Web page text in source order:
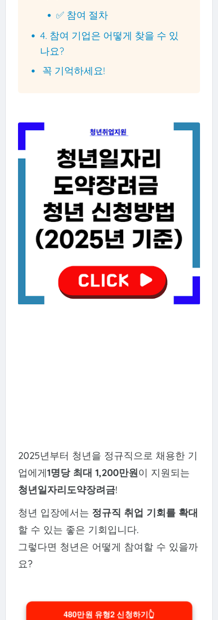
✅ 참여 절차
4. 참여 기업은 어떻게 찾을 수 있
나요?
꼭 기억하세요!
2025년부터 청년을 정규직으로 채용한 기
업에게1명당 최대 1,200만원이 지원되는
청년일자리도약장려금!
청년 입장에서는 정규직 취업 기회를 확대
할 수 있는 좋은 기회입니다.
그렇다면 청년은 어떻게 참여할 수 있을까
요?
480만원 유형2 신청하기👆